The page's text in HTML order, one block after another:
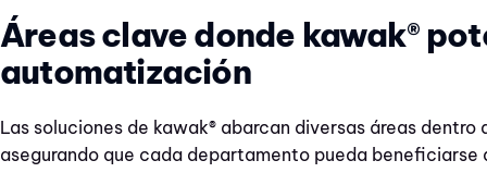
Áreas clave donde kawak®
automatización
Las soluciones de kawak® abarcan diversas áreas dentro
asegurando que cada departamento pueda